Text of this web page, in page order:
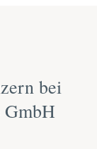
bei